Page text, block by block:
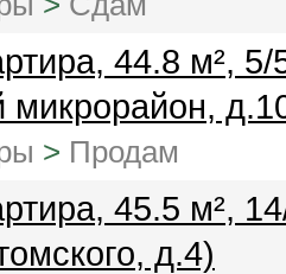
44.8 м², 5/
микрорайон,
> Продам
45.5 м²,
д.4)